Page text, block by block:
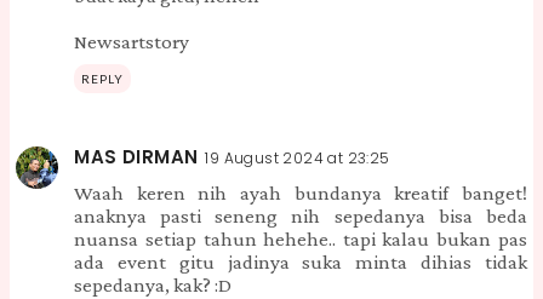
Newsartstory
REPLY
MAS DIRMAN 19 August 2024 at 23:25
Waah keren nih ayah bundanya kreatif banget!
anaknya pasti seneng nih sepedanya bisa beda
nuansa setiap tahun hehehe.. tapi kalau bukan pas
ada event gitu jadinya suka minta dihias tidak
sepedanya, kak? :D